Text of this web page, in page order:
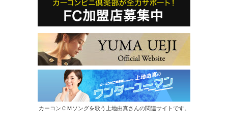
カーコンＣＭソングを歌う上地由真さんの関連サイトです。